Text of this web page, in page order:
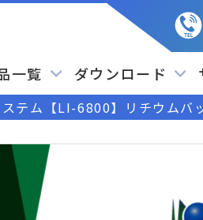
一覧 ダウンロード
テム【LI-6800】リチウムバ